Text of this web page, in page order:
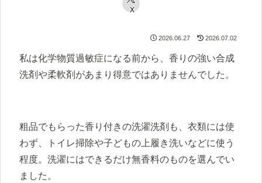
X
2026.06.27 2026.07.02
私は化学物質過敏症になる前から、香りの強い合成
洗剤や柔軟剤があまり得意ではありませんでした。
粗品でもらった香り付きの洗濯洗剤も、衣類には使
わず、トイレ掃除や子どもの上履き洗いなどに使う
程度。洗濯にはできるだけ無香料のものを選んでい
ました。